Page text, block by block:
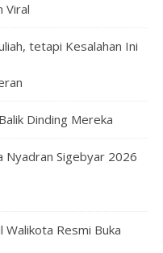
Viral
tetapi Kesalahan Ini
Dinding Mereka
Nyadran Sigebyar 2026
Walikota Resmi Buka